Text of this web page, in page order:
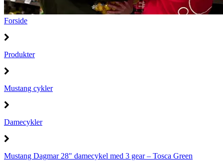
Forside
Produkter
Mustang cykler
Damecykler
Mustang Dagmar 28" damecykel med 3 gear – Tosca Green